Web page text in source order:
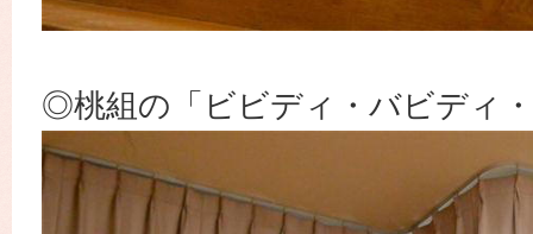
◎桃組の「ビビディ・バビディ